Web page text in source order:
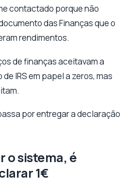
contactado porque não
das Finanças que o
rendimentos.
de finanças aceitavam a
IRS em papel a zeros, mas
por entregar a declaração
o sistema, é
1€